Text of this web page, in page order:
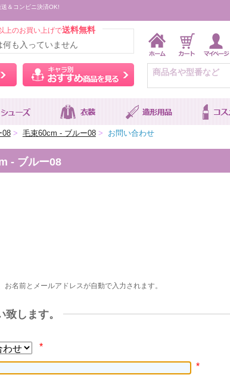
＆コンビニ決済OK!
上のお買い上げで送料無料
何も入っていません
ウィッグをカラーから探す キャラ別おすすめ商品
08 > 毛束60cm - ブルー08 > お問い合わせ
- ブルー08
名前とメールアドレスが自動で入力されます。
します。
*
*